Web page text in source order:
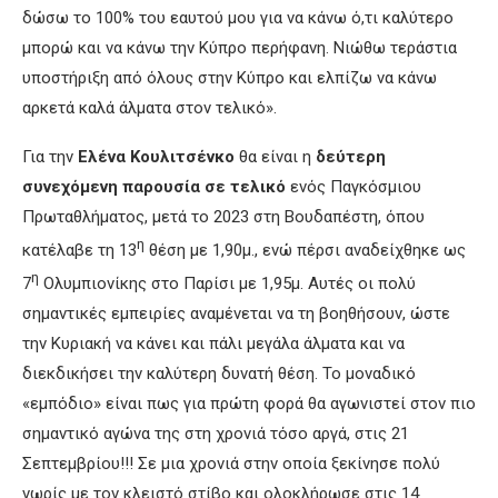
δώσω το 100% του εαυτού μου για να κάνω ό,τι καλύτερο
μπορώ και να κάνω την Κύπρο περήφανη. Νιώθω τεράστια
υποστήριξη από όλους στην Κύπρο και ελπίζω να κάνω
αρκετά καλά άλματα στον τελικό».
Για την Ελένα Κουλιτσένκο θα είναι η δεύτερη
συνεχόμενη παρουσία σε τελικό ενός Παγκόσμιου
Πρωταθλήματος, μετά το 2023 στη Βουδαπέστη, όπου
κατέλαβε τη 13η θέση με 1,90μ., ενώ πέρσι αναδείχθηκε ως
7η Ολυμπιονίκης στο Παρίσι με 1,95μ. Αυτές οι πολύ
σημαντικές εμπειρίες αναμένεται να τη βοηθήσουν, ώστε
την Κυριακή να κάνει και πάλι μεγάλα άλματα και να
διεκδικήσει την καλύτερη δυνατή θέση. Το μοναδικό
«εμπόδιο» είναι πως για πρώτη φορά θα αγωνιστεί στον πιο
σημαντικό αγώνα της στη χρονιά τόσο αργά, στις 21
Σεπτεμβρίου!!! Σε μια χρονιά στην οποία ξεκίνησε πολύ
νωρίς με τον κλειστό στίβο και ολοκλήρωσε στις 14